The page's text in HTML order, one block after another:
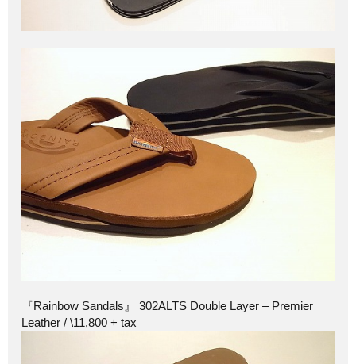
『Rainbow Sandals』 302ALTS Double Layer – Premier
Leather / \11,800 + tax